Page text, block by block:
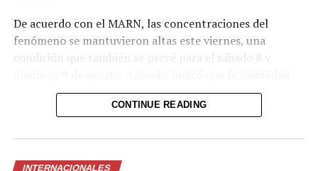
si no le entregaba la
suma de 25 millones de
pesos.
pic.twitter.com/
— Colombia Oscura
(@ColombiaOscura)
De acuerdo con el MARN, las concentraciones del
fenómeno se mantuvieron altas este viernes, una
condición que también se prevé para el sábado 8 y
permanecerá brumosa y que el nivel de riesgo para la
Ante este escenario, el MARN recomendó a los grupos
más vulnerables evitar la exposición al aire libre y
CONTINUE READING
INTERNACIONALES